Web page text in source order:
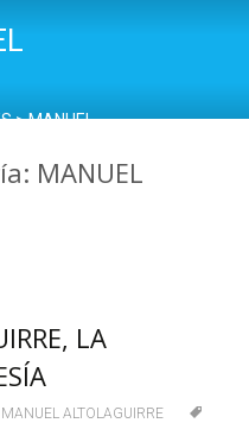
>MANUEL
MANUEL
LA
MANUEL ALTOLAGUIRRE